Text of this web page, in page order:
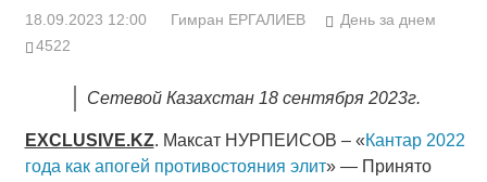
18.09.2023 12:00 Гимран ЕРГАЛИЕВ
День за днем
4522
Сетевой Казахстан 18 сентября 2023г.
EXCLUSIVE.KZ. Максат НУРПЕИСОВ – «Кантар 2022
года как апогей противостояния элит» — Принято